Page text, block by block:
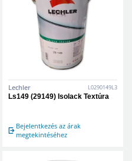
Lechler L0290149L3
Ls149 (29149) Isolack Textúra
Bejelentkezés az árak
megtekintéséhez